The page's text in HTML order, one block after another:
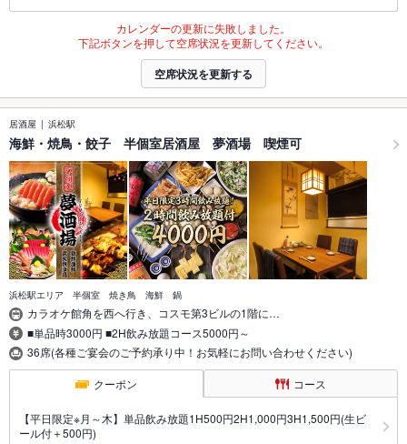
カレンダーの更新に失敗しました。
下記ボタンを押して空席状況を更新してください。
空席状況を更新する
居酒屋 浜松駅
海鮮・焼鳥・餃子 半個室居酒屋 夢酒場 喫煙可
浜松駅エリア 半個室 焼き鳥 海鮮 鍋
カラオケ館角を西へ行き、コスモ第3ビルの1階に…
■単品時3000円 ■2H飲み放題コース5000円～
36席(各種ご宴会のご予約承り中！お気軽にお問い合わせください)
クーポン コース
【平日限定※月～木】単品飲み放題1H500円2H1,000円3H1,500円(生ビ
ール付＋500円)